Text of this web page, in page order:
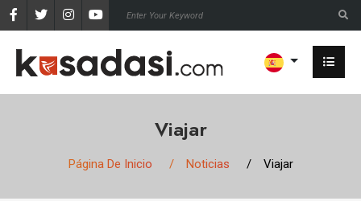
Viajar
Página De Inicio Noticias Viajar